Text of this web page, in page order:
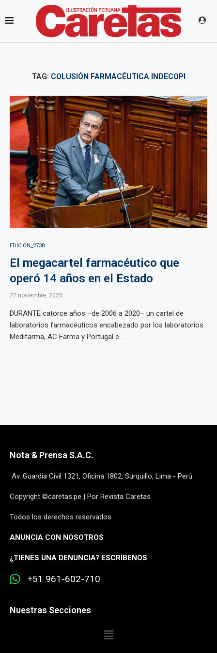
TAG: COLUSIÓN FARMACÉUTICA INDECOPI
EDICIÓN_2738
El megacartel farmacéutico que
operó 14 años en el Estado
27 noviembre, 2025
DURANTE catorce años –de 2006 a 2020– un cartel de
laboratorios farmacéuticos encabezado por los laboratorios
Medifarma, AC Farma y Portugal e ...
Nota & Prensa S.A.C.
Av. Guardia Civil 1321, Oficina 1802, Surquillo, Lima - Perú
Copyright ©caretas.pe | Por Revista Caretas
Todos los derechos reservados
ANUNCIA CON NOSOTROS
¿TIENES UNA DENUNCIA? ESCRÍBENOS
+51 961-602-710
Nuestras Secciones